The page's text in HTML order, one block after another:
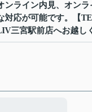
ライン内見、オン
対応が可能です。【
三宮駅前店へお越し